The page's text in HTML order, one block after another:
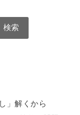
検索
」解くから